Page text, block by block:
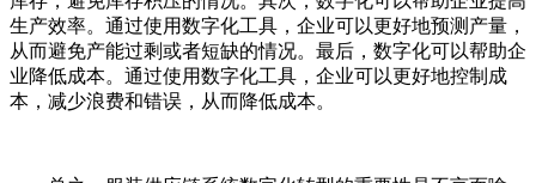
生产效率。通过使用数字化工具，企业可以更好地预测产量，
从而避免产能过剩或者短缺的情况。最后，数字化可以帮助企
业降低成本。通过使用数字化工具，企业可以更好地控制成
本，减少浪费和错误，从而降低成本。